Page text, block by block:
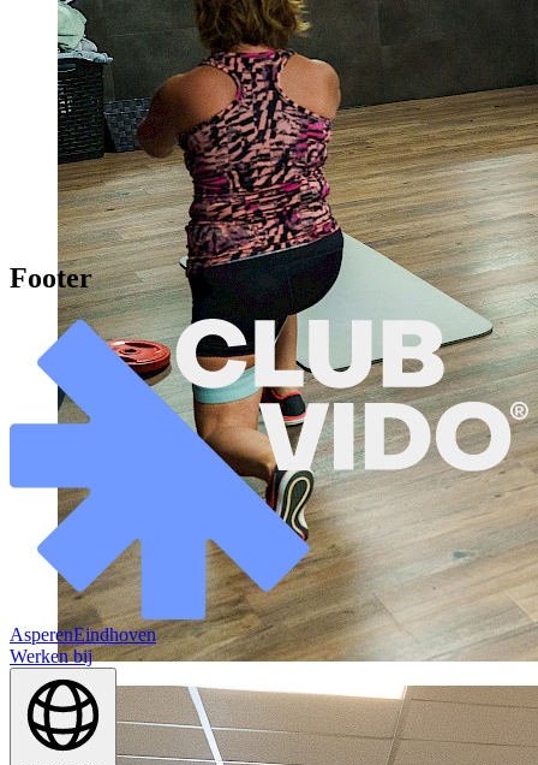
Footer
AsperenEindhoven
Werken bij